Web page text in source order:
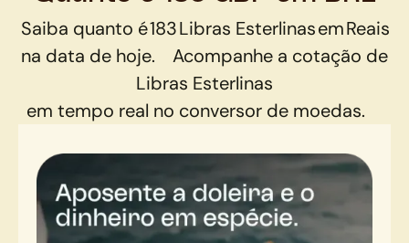
Saiba quanto é183Libras EsterlinasemReais
na data de hoje.
Acompanhe a cotação de
Libras Esterlinas
em tempo real no conversor de moedas.